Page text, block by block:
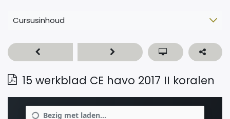
Cursusinhoud
15 werkblad CE havo 2017 II koralen